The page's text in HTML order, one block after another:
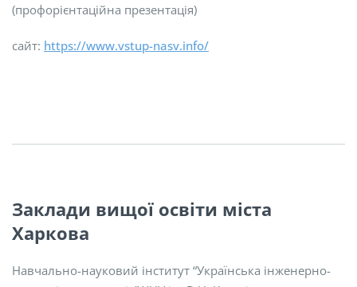
(профорієнтаційна презентація)
сайт: https://www.vstup-nasv.info/
Заклади вищої освіти міста
Харкова
Навчально-науковий інститут “Українська інженерно-